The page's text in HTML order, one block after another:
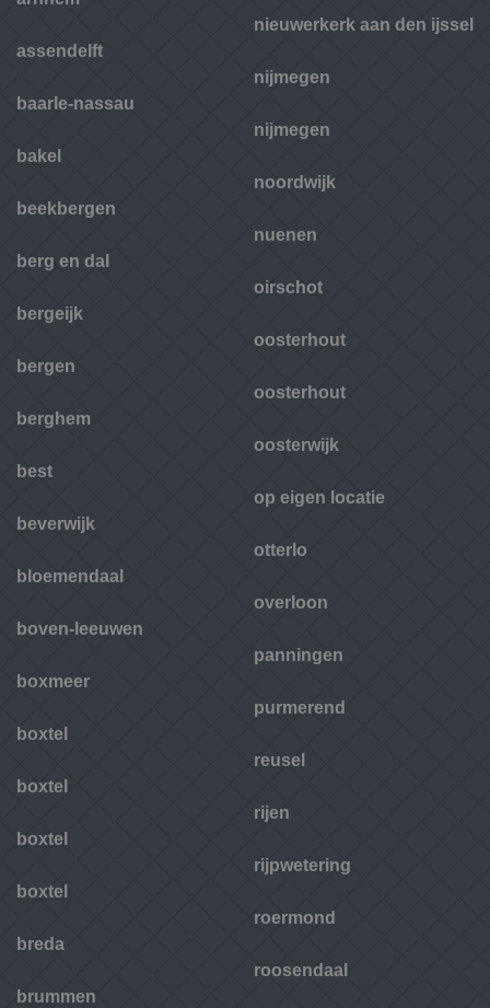
assendelft
baarle-nassau
bakel
beekbergen
berg en dal
bergeijk
bergen
berghem
best
beverwijk
bloemendaal
boven-leeuwen
boxmeer
boxtel
boxtel
boxtel
boxtel
breda
brummen
nieuwerkerk aan den ijssel
nijmegen
nijmegen
noordwijk
nuenen
oirschot
oosterhout
oosterhout
oosterwijk
op eigen locatie
otterlo
overloon
panningen
purmerend
reusel
rijen
rijpwetering
roermond
roosendaal